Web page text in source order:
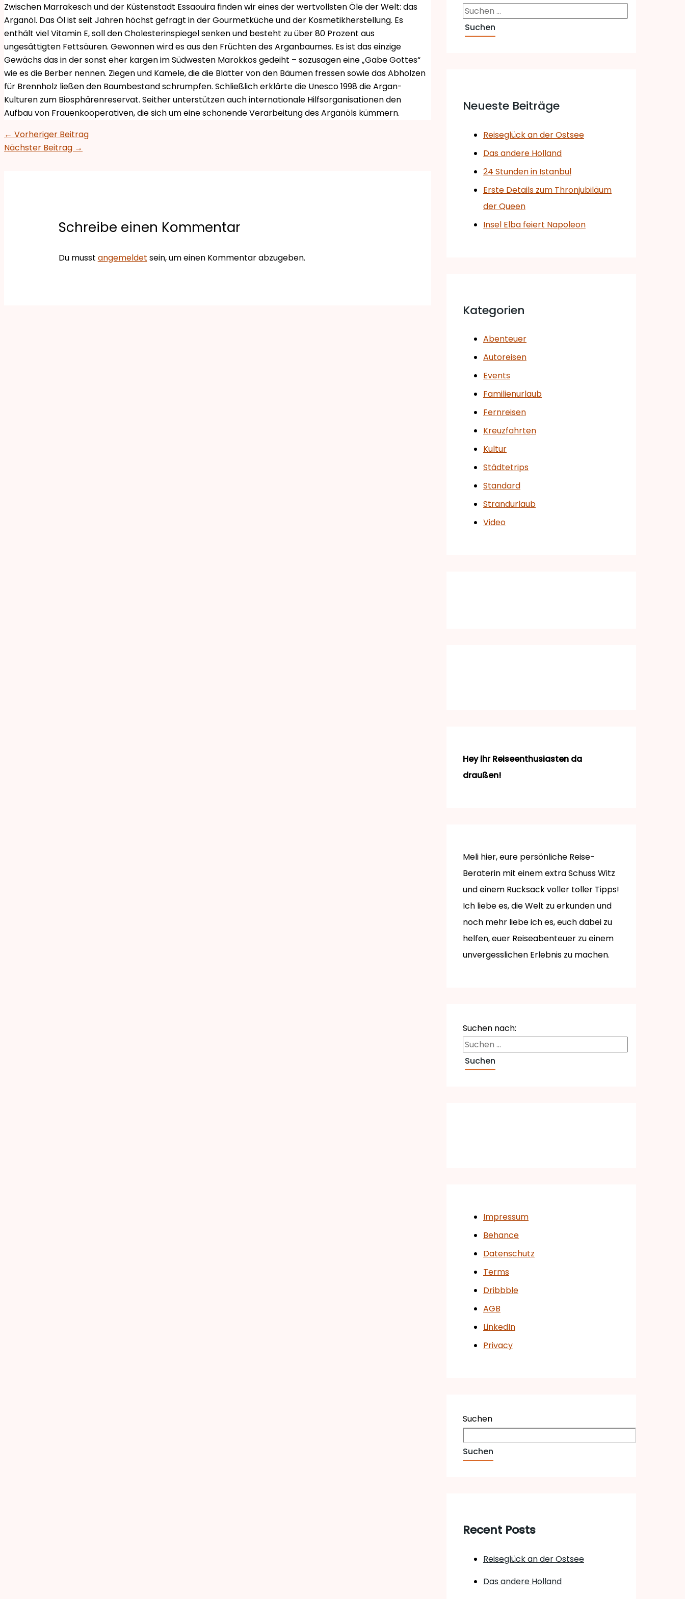
Zwischen Marrakesch und der Küstenstadt Essaouira finden wir eines der wertvollsten Öle der Welt: das
Arganöl. Das Öl ist seit Jahren höchst gefragt in der Gourmetküche und der Kosmetikherstellung. Es
enthält viel Vitamin E, soll den Cholesterinspiegel senken und besteht zu über 80 Prozent aus
ungesättigten Fettsäuren. Gewonnen wird es aus den Früchten des Arganbaumes. Es ist das einzige
Gewächs das in der sonst eher kargen im Südwesten Marokkos gedeiht – sozusagen eine „Gabe Gottes“
wie es die Berber nennen. Ziegen und Kamele, die die Blätter von den Bäumen fressen sowie das Abholzen
für Brennholz ließen den Baumbestand schrumpfen. Schließlich erklärte die Unesco 1998 die Argan-
Kulturen zum Biosphärenreservat. Seither unterstützen auch internationale Hilfsorganisationen den
Aufbau von Frauenkooperativen, die sich um eine schonende Verarbeitung des Arganöls kümmern.
← Vorheriger Beitrag
Nächster Beitrag →
Schreibe einen Kommentar
Du musst angemeldet sein, um einen Kommentar abzugeben.
Neueste Beiträge
Reiseglück an der Ostsee
Das andere Holland
24 Stunden in Istanbul
Erste Details zum Thronjubiläum
der Queen
Insel Elba feiert Napoleon
Kategorien
Abenteuer
Autoreisen
Events
Familienurlaub
Fernreisen
Kreuzfahrten
Kultur
Städtetrips
Standard
Strandurlaub
Video
Hey ihr Reiseenthusiasten da
draußen!
Meli hier, eure persönliche Reise-
Beraterin mit einem extra Schuss Witz
und einem Rucksack voller toller Tipps!
Ich liebe es, die Welt zu erkunden und
noch mehr liebe ich es, euch dabei zu
helfen, euer Reiseabenteuer zu einem
unvergesslichen Erlebnis zu machen.
Suchen nach:
Impressum
Behance
Datenschutz
Terms
Dribbble
AGB
LinkedIn
Privacy
Suchen
Suchen
Recent Posts
Reiseglück an der Ostsee
Das andere Holland